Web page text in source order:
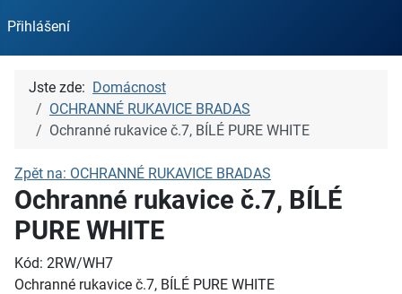
Přihlášení
Jste zde: Domácnost
OCHRANNÉ RUKAVICE BRADAS
Ochranné rukavice č.7, BÍLÉ PURE WHITE
Zpět na: OCHRANNÉ RUKAVICE BRADAS
Ochranné rukavice č.7, BÍLÉ
PURE WHITE
Kód: 2RW/WH7
Ochranné rukavice č.7, BÍLÉ PURE WHITE